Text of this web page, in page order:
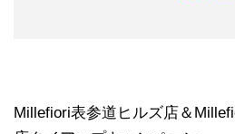
Millefiori表参道ヒルズ店＆